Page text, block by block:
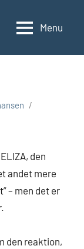
Menu
den
andet mere
– men det er
den reaktion,